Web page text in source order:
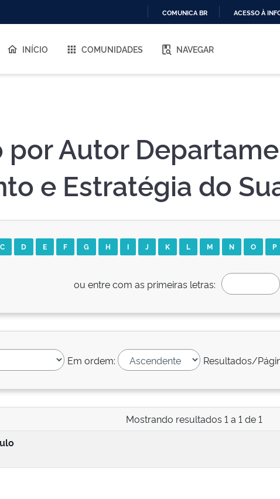
O
COMUNICA BR ACESSO À
INÍCIO COMUNIDADES NAVEGAR
por Autor
e Estratégia do
C D E F G H I J K L M N O P
ou entre com as primeiras letras:
Em ordem: Resultados/
Mostrando resultados 1 a 1 de 1